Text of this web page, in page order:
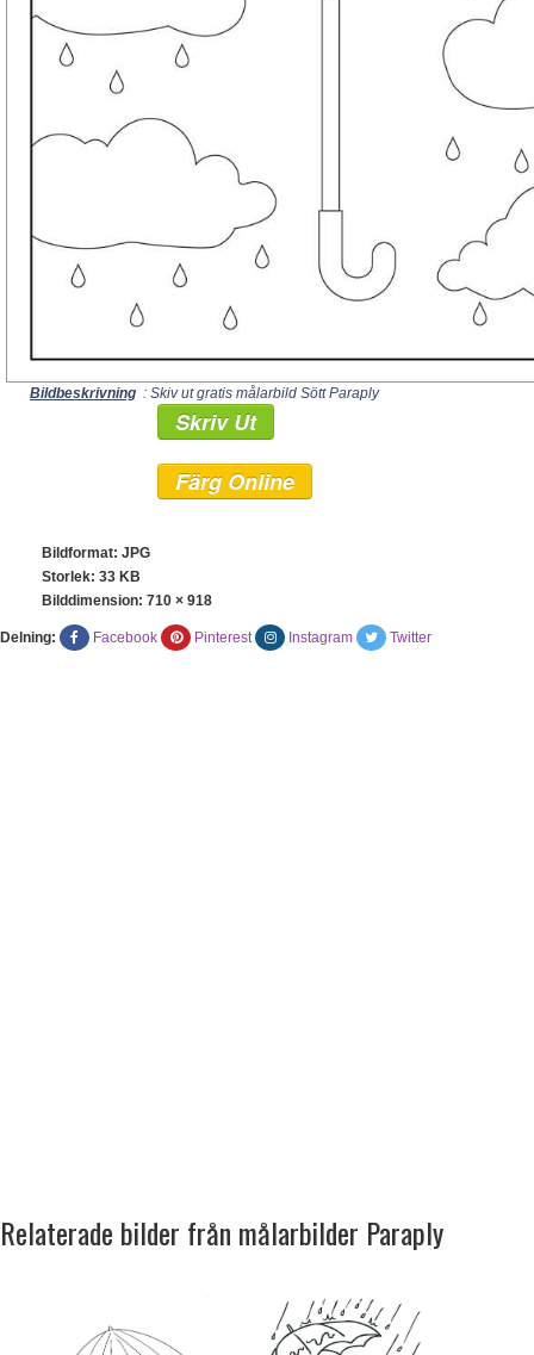
Bildbeskrivning : Skiv ut gratis målarbild Sött Paraply
Skriv Ut
Färg Online
Bildformat: JPG
Storlek: 33 KB
Bilddimension: 710 × 918
Delning: Facebook Pinterest Instagram Twitter
Relaterade bilder från målarbilder Paraply